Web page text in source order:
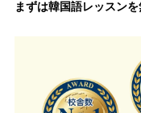
まずは韓国語レッスン